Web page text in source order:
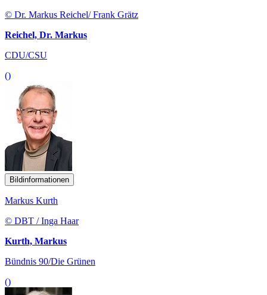
© Dr. Markus Reichel/ Frank Grätz
Reichel, Dr. Markus
CDU/CSU
()
Bildinformationen
Markus Kurth
© DBT / Inga Haar
Kurth, Markus
Bündnis 90/Die Grünen
()